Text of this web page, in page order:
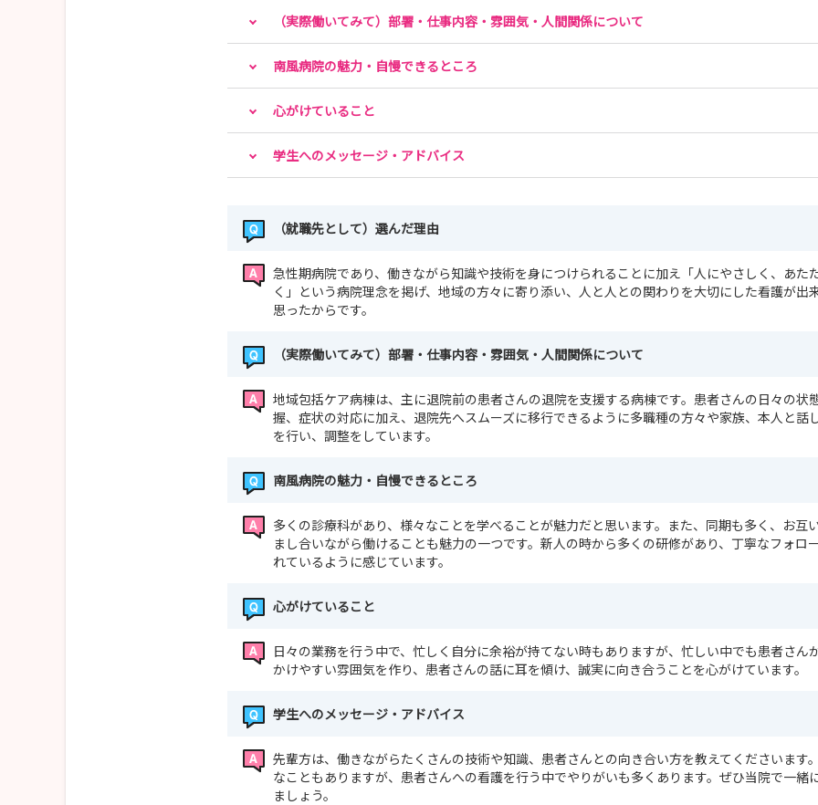
（実際働いてみて）部署・仕事内容・雰囲気・人間関係について
南風病院の魅力・自慢できるところ
心がけていること
学生へのメッセージ・アドバイス
（就職先として）選んだ理由
急性期病院であり、働きながら知識や技術を身につけられることに加え「人にやさしく、あた
く」という病院理念を掲げ、地域の方々に寄り添い、人と人との関わりを大切にした看護が出
思ったからです。
（実際働いてみて）部署・仕事内容・雰囲気・人間関係について
地域包括ケア病棟は、主に退院前の患者さんの退院を支援する病棟です。患者さんの日々の状
握、症状の対応に加え、退院先へスムーズに移行できるように多職種の方々や家族、本人と話
を行い、調整をしています。
南風病院の魅力・自慢できるところ
多くの診療科があり、様々なことを学べることが魅力だと思います。また、同期も多く、お互
まし合いながら働けることも魅力の一つです。新人の時から多くの研修があり、丁寧なフォロ
れているように感じています。
心がけていること
日々の業務を行う中で、忙しく自分に余裕が持てない時もありますが、忙しい中でも患者さん
かけやすい雰囲気を作り、患者さんの話に耳を傾け、誠実に向き合うことを心がけています。
学生へのメッセージ・アドバイス
先輩方は、働きながらたくさんの技術や知識、患者さんとの向き合い方を教えてくださいます
なこともありますが、患者さんへの看護を行う中でやりがいも多くあります。ぜひ当院で一緒
ましょう。